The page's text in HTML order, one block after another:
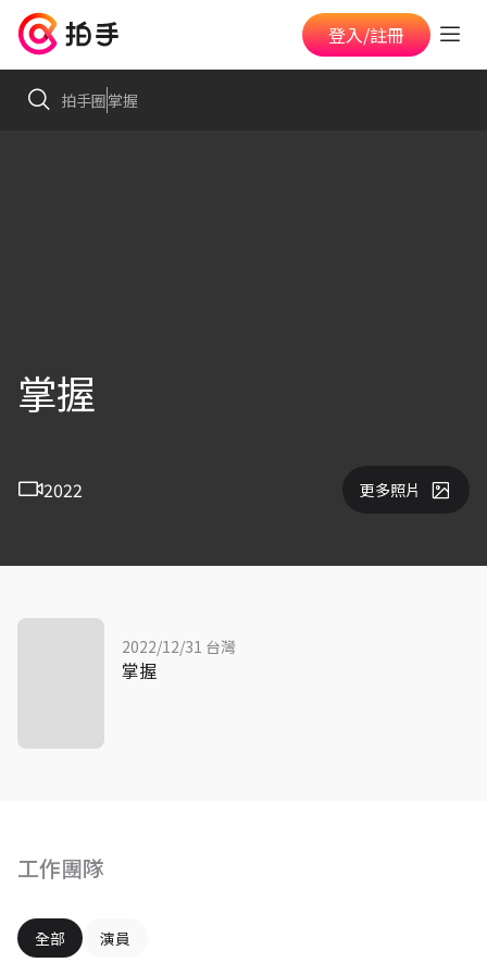
登入/註冊
拍手圈掌握
掌握
2022 更多照片
工作團隊
全部 演員
2022/12/31 台灣
掌握